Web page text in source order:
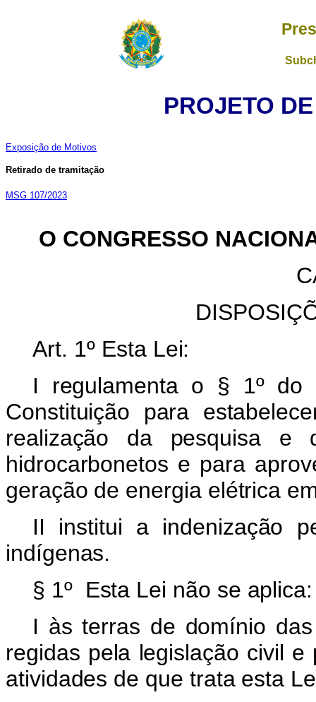
PROJETO
Exposição de Motivos
Retirado de tramitação
MSG 107/2023
O CONGRESSO
Art. 1º Esta Lei:
I regulamenta o § 1º
Constituição para
realização da pesquisa e
hidrocarbonetos e para
geração de energia elétrica
II institui a indenização
indígenas.
§ 1º Esta Lei não se aplica:
I às terras de domínio
regidas pela legislação civil
atividades de que trata esta